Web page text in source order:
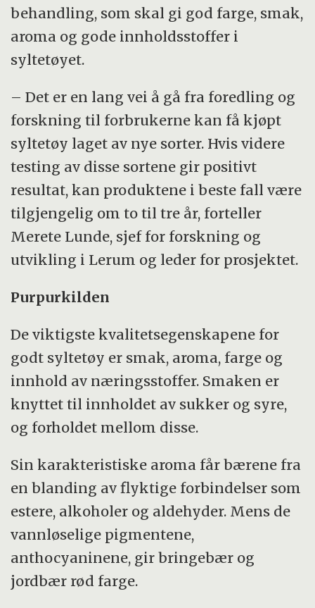
behandling, som skal gi god farge, smak,
aroma og gode innholdsstoffer i
syltetøyet.
– Det er en lang vei å gå fra foredling og
forskning til forbrukerne kan få kjøpt
syltetøy laget av nye sorter. Hvis videre
testing av disse sortene gir positivt
resultat, kan produktene i beste fall være
tilgjengelig om to til tre år, forteller
Merete Lunde, sjef for forskning og
utvikling i Lerum og leder for prosjektet.
Purpurkilden
De viktigste kvalitetsegenskapene for
godt syltetøy er smak, aroma, farge og
innhold av næringsstoffer. Smaken er
knyttet til innholdet av sukker og syre,
og forholdet mellom disse.
Sin karakteristiske aroma får bærene fra
en blanding av flyktige forbindelser som
estere, alkoholer og aldehyder. Mens de
vannløselige pigmentene,
anthocyaninene, gir bringebær og
jordbær rød farge.